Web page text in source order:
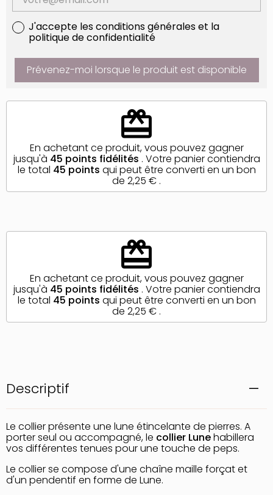
Descriptif
Le collier présente une lune étincelante de pierres. A
porter seul ou accompagné, le collier Lunehabillera
vos différentes tenues pour une touche de peps.
Le collier se compose d'une chaîne maille forçat et
d'un pendentif en forme de Lune.
J'accepte les conditions générales et la
politique de confidentialité
Prévenez-moi lorsque le produit est disponible
redeem
En achetant ce produit, vous pouvez gagner
jusqu'à 45 points fidélités . Votre panier contiendra
le total 45 points qui peut être converti en un bon
de 2,25 € .
redeem
En achetant ce produit, vous pouvez gagner
jusqu'à 45 points fidélités . Votre panier contiendra
le total 45 points qui peut être converti en un bon
de 2,25 € .